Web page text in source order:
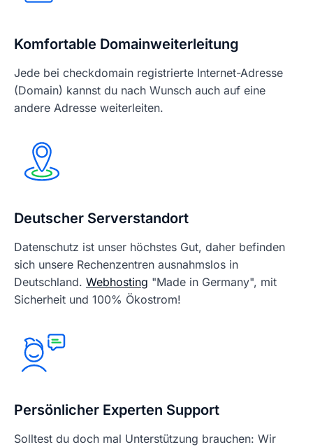
Komfortable Domainweiterleitung
Jede bei checkdomain registrierte Internet-Adresse
(Domain) kannst du nach Wunsch auch auf eine
andere Adresse weiterleiten.
Deutscher Serverstandort
Datenschutz ist unser höchstes Gut, daher befinden
sich unsere Rechenzentren ausnahmslos in
Deutschland. Webhosting "Made in Germany", mit
Sicherheit und 100% Ökostrom!
Persönlicher Experten Support
Solltest du doch mal Unterstützung brauchen: Wir